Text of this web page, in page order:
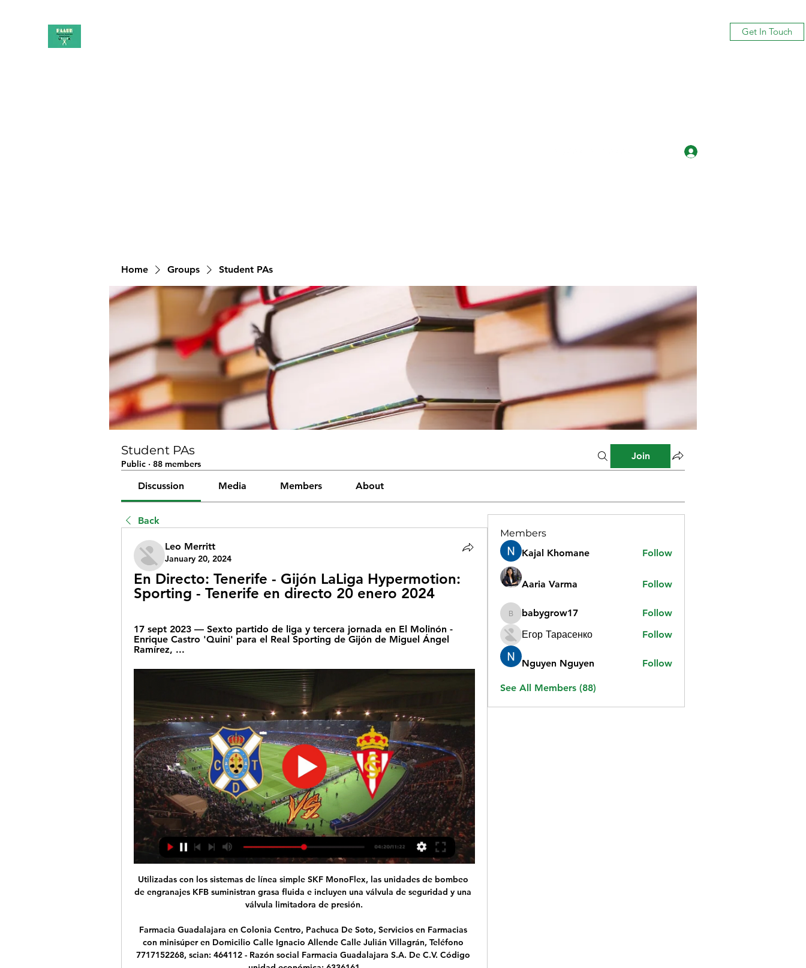
Get In Touch
Home Groups Student PAs
Student PAs
Public · 88 members
Join
Discussion Media Members About
Back
Leo Merritt
January 20, 2024
En Directo: Tenerife - Gijón LaLiga Hypermotion:
Sporting - Tenerife en directo 20 enero 2024
17 sept 2023 — Sexto partido de liga y tercera jornada en El Molinón -
Enrique Castro 'Quini' para el Real Sporting de Gijón de Miguel Ángel
Ramírez, ...
Utilizadas con los sistemas de línea simple SKF MonoFlex, las unidades de bombeo de engranajes KFB suministran grasa fluida e incluyen una válvula de seguridad y una válvula limitadora de presión.

Farmacia Guadalajara en Colonia Centro, Pachuca De Soto, Servicios en Farmacias con minisúper en Domicilio Calle Ignacio Allende Calle Julián Villagrán, Teléfono 7717152268, scian: 464112 - Razón social Farmacia Guadalajara S.A. De C.V. Código unidad económica: 6336161

En Directo: Real Sporting de Gijón SAD - Tenerife En Directo: Real Sporting de Gijón SAD - Club Deportivo Tenerife SAD. Partido de LaLiga Hypermotion 2023-2024. Últimas noticias, clasificación, resultados y ...

Bibliografia sobre educacion social, malos tratos, violencia, pedagogia hospitalaria, interculturalidad, marginacion, inadaptacion,sexualidad, drogodependencias.

Dónde ver en directo online Sporting Gijón vs. Tenerife de 25 feb 2023 — Streaming: Dónde ver y cómo contratar. Movistar +. En España, como es habitual, LaLiga se puede ver también a través de Internet, gracias a la ...

Estados Unidos Argentina en directo: Consulta el resultado del partido Estados Unidos Argentina en vivo y sigue el marcador en directo gracias a nuestro livescore. Partido Juegos Panamericanos, Femenino, Grupo B jugado el 06/08/19 02:00

Defensores de Belgrano se arma para afrontar el próximo Nacional y hoy cerró a un refuerzo de experiencia y recorrido: Maximiliano Núñez, de 32 años, que tiene un pasado en Primera y viene de actuar la última temporada en Atlético Bucaramanga de Colombia.

Gijón en vivo Tenerife – Sporting de hace 3 horas — Tenerife vs Sporting de Gijón (21/01) en LaLiga 2. Previa del partido, resultados en vivo, alineaciones, estadísticas, partidos entre si y ...

Canadá vence a Cuba con gran actuación de Phillipe Aumont. por Redacción @besoccer_com - 06 Nov 2019 0 0. El lanzador Phillipe Aumont lanzó uno de los mejores juegos de su carrera al permitir este miércoles dos imparables en ocho entradas y guiar a Canadá a una victoria de 3-0 sobre Cuba en el Premier 12 de béisbol.

Monterrey vive la semana que siempre soñó, vive días tensos pero ansiosos, angustiantes pero felices. Emociones son lo que sobra al caminar por las calles de esta ciudad al norte del país. Playeras amarillas y albiazules tomaron por asalto el paisaje regiomontano. Algunos se dicen “incomparables”, otros manifiestan que su forma de ser es…

Boca igualó con Huracán en su debut por la Superliga Argentina. El "Xeneize" y el "Globo" empataron 0 a 0 en la Bombonera, pero ambos equipos contaron con varias situaciones claras para abrir el marcador. Esteban Andrada fue la gran figura del partido con tres atajadas formidables en el primer

América de Cali en su condición de local buscará dar un golpe de autoridad y con ello subir más casillas en la tabla de posiciones. Los dirigidos por Alexandre Guimaraes buscarán tener una mayor ventaja, puesto que los dos equipos tiene los mimos 17 puntos.

Vuelos baratos de Tenerife a Asturias Está a 9 km de Avilés, a 40 km de Gijón y a 47 km de Oviedo. Vueling opera desde la terminal 1 de este aeropuerto. Tiempo en Asturias. Primavera. 11º 16º.

Nota: la página de resultados de Sporting de Gijón B en Resultados.com ofrece todos los resultados de Sporting de Gijón B, últimos resultados, comparación de cuotas y estadísticas H2H. ¡Consulta ahora los resultados de Sporting de Gijón B y otros resultados en Resultados.com!

En directo | El Sporting vuelve a ganar sobre la bocina en 17 sept 2023 — El equipo rojiblanco se impuso al Tenerife y acabó sumando los tres puntos gracias a un postrero gol de Pablo Insua. Fran Gayo. Gijón.

ABB es un líder en tecnología de vanguardia que trabaja en estrecha colaboración con los clientes de servicios públicos, industria, transporte e infraestructura para escribir el futuro de la digitalización industrial y generar valor.

Debido al bajo desempeño del club de fútbol Morelia Monarcas, este lunes fue despedido el director técnico argentino Pablo Marini. Los malos resultados han sido evidentes, ya que el club se encuentra en el último lugar de la tabla que define el descenso en el torneo Clausura del fútbol mexicano que da por terminado en mayo del año en curso.

MEMORIA ANUAL 2011 | Club de Deportes Santiago Wanderers S.A.D.P. Borderó Siendo la línea de negocio más sensible a los resultados deportivos que obtenga el primer equipo, sin duda que las Club de Deportes Santiago Wanderers S.A.D.P. Borderó Siendo la línea de negocio más sensible a los resultados deportivos que obtenga el primer equipo, sin duda

Atlético Tucumán seguirá con su periplo internacional tras su paso por la Copa Libertadores, competencia que le permitió acceder a la Sudamericana y cuyo debut se producirá en la ciudad boliviana de Santa Cruz de la Sierra, donde enfrentará a Oriente Petrolero.

EL GOBIERNO DE ARMANDO BELTRÁN TENORIO, PROPICIA CONDICIONES PARA ESTE ENCUENTRO EL 29 DE MARZO EN EL ESTADIO EMILIO RUÍZ ROSS. Félix Zulueta, Gerente Deportivo de los Olmecas Tabasco, destacó la gran expectativa que está generando el encuentro a realizarse en la tres veces heroica entre los Olmecas de Tabasco y los Piratas de Campeche.

Tampico Madero v Cimarrones de Sonora FC, Mexico Liga de Ascenso Apertura, Score:1-2, Corner:5-3, 1x2 odds:2.40 3.10 2.70, Prediction/Tips: goal under 2.0,Cimarrones de Sonora …

Por qué visitar Buenos Aires. Al igual que el mejor de los tangos de Carlos Gardel, Buenos Aires es una ciudad apasionada y apasionante, un destino alegre y colorido en …

En el año 2000 ha cambiado su destino a oficinas, por lo cual a transformado su programa y configuración, donde las principales transformaciones dicen relación con el desarme y demolición de tabiques y luminarias, reposición de artefactos sanitarios, puertas, revestimientos de pisos y muros, pintura, etc. Se han conectado espacial y.

Conciertos de El Gran Combo de Puerto Rico. 27 nov. 2019 Concierto de El Gran Combo de Puerto Rico en Orlando. Hard Rock Live Orlando - Orlando. 21:00 h. Desde $38.00 Comprar. 29 nov. 2019 Concierto de El Gran Combo de Puerto Rico en Washington. The Howard Theatre -.

Muestra la distancia en kilómetros entre Puerto-Rico y Ciudad-de-Guatemala, y muestra la ruta en un mapa interactivo. Calculador de distancias en el mundo con línea recta, planificador de ruta, duración del viaje y distancias del vuelo.

El sistema de selección de personal estatutario temporal para puestos básicos del Servicio Andaluz de Salud se encuentra regulado en el Pacto de Mesa Sectorial de Sanidad desde octubre de 2005, actualizado en un texto refundido en junio de 2017.

El Cádiz CF recibió este lunes en el estadio Ramón de Carranza al Reus Deportiu, con la firme intención de hacer buena la victoria de la pasada jornada en Almería y volver a colocarse en los puestos nobles de la tabla de clasificación de Segunda. Los catalanes llegaban a este duelo en una posición de máxima […]

Disfruta de la Argentina - Primera División en directo y en streaming en . Sólo tienes que depositar dinero para ver el Vélez Sársfield v Unión de Santa Fe de Partidos de fútbol en vivo en directo desde tu ordenador. No te pierdas la acción de la Argentina - Primera División y sigue las instrucciones para ver el partido en directo.

Italia - ACD Virtus Entella Under 19 - Resultados y próximos partidos - Soccerway. Bahasa - Indonesia; Chinese (simplified) Deutsch; English - Australia; English - Canada;. Campeonato UEFA U19 ; Sudamericano U20; Club; U21 Premier League Division 1; Campionato Primavera 1; U19 Bundesliga; Ver Todo. Equipos. Club teams; Barcelona; Real.

Menciones Especiales. El Grado en Educación Primaria de la UCAM ofrece a sus alumnos la posibilidad de especializarse en cualquiera de las siguiente menciones que ofrece la Universidad: Mención en Pedagogía Terapéutica, Mención en Lengua Extranjera, Mención en Música, Mención en Educación Física y Mención en Audición y Lenguaje.

Un sistema caótico sería estable si un linaje particular de irregularidad persistía frente a pequeñas perturbaciones. El de Lorenz era uno de ellos, aunque transcurrirían años antes de que Smale oyese hablar del meteorologista. El caos que éste había descubierto, a pesar de su impredecibilidad, era tan estable como la canica en la taza.

En total son siete suramericanas en el Top-100 del ranking mundial junior femenino. A las cafeteras se les unen la argentina Ana Geller (53°), las peruanas Dana Guzmán y Romina Ccuno (58° y 87°), respectivamente, la brasileña Ana Luiza Cruz (60°) y la ecuatoriana Mell Reasco (93°).

Las transmisiones CVT son un tipo de caja automática poco extendido en el mundo del automóvil, al contrario que en el de las dos ruedas. Por lo que para el usuario medio son casi desconocidas, a pesar de las evidentes ventajas de funcionamiento que presentan.

Tras descansar ayer lunes, después de perder la primera jornada del campeonato de la Segunda División B ante el Alcoyano (3-1), los de Francesc Xavier García Pimienta intentarán conseguir los primeros tres puntos el próximo sábado 1 de setiembre ante la SD Ejea, en el feudo del filial, el Mini Estadi, a las 19:30.

Ya deciamos ayer que el pistoletazo de salida se había dado en Madrid para las elecciones en la Federación Madrileña. Las fuerzas vivas del balonmano madrileño parece que han comenzado a espebilarse en varios frentes, significativamente opuestos. Los movimientos en uno y otro sentido no han tardado en producirse.

La compañía chilena de ingeniería y construcción Echeverría, Izquierdo S.A. (EISA) inscribió una línea de bonos, la Nº 918, a un plazo de 10 años en el Registro de Valores de la Comisión para el Mercado Financiero de Chile, por un monto de UF 1.500.000 (USD 59.269.424,21 al 7 de enero).

Parque Centenario. Como llegar, dirección, que hacer, sectores, juegos, lago, anfiteatro, feria, Museo de Ciencias Naturales, actividades, anfiteatro, espectaculos.

Profesor/a de academia de estudios Ikasbai Akademia. Eibar; Hace 1d (Publicada
Members
Kajal Khomane
Follow
Aaria Varma Follow
babygrow17
babygrow17
Follow
Егор Тарасенко
Follow
Nguyen Nguyen Follow
See All Members (88)